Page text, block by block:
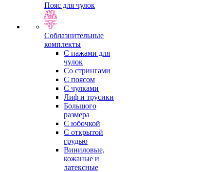
Пояс для чулок
Соблазнительные
комплекты
С пажами для
чулок
Со стрингами
С поясом
С чулками
Лиф и трусики
Большого
размера
С юбочкой
С открытой
грудью
Виниловые,
кожаные и
латексные